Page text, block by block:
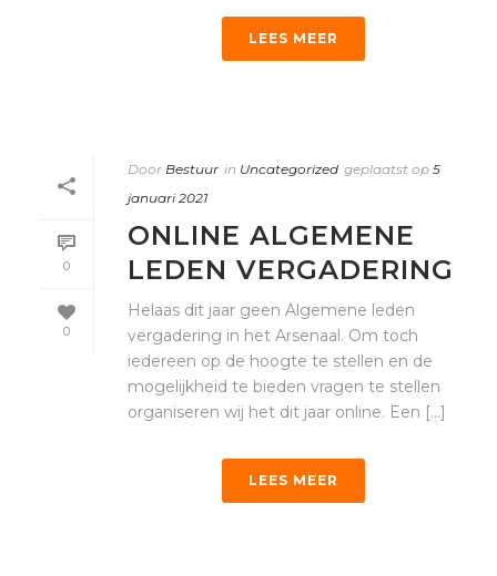
LEES MEER
0
0
Door Bestuur in Uncategorized geplaatst op 5
januari 2021
ONLINE ALGEMENE
LEDEN VERGADERING
Helaas dit jaar geen Algemene leden
vergadering in het Arsenaal. Om toch
iedereen op de hoogte te stellen en de
mogelijkheid te bieden vragen te stellen
organiseren wij het dit jaar online. Een [...]
LEES MEER